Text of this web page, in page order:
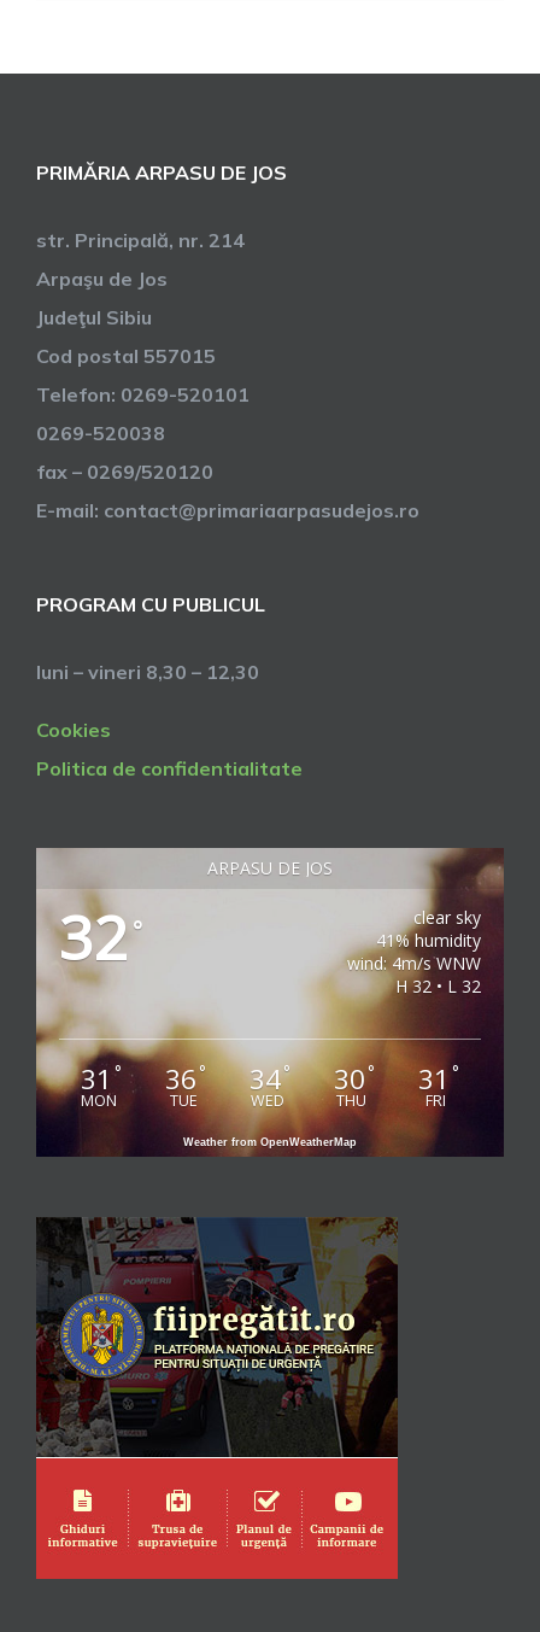
PRIMĂRIA ARPASU DE JOS
str. Principală, nr. 214
Arpaşu de Jos
Judeţul Sibiu
Cod postal 557015
Telefon: 0269-520101
0269-520038
fax – 0269/520120
E-mail: contact@primariaarpasudejos.ro
PROGRAM CU PUBLICUL
luni – vineri 8,30 – 12,30
Cookies
Politica de confidentialitate
ARPASU DE JOS
32°
clear sky
41% humidity
wind: 4m/s WNW
H 32 • L 32
31 °
MON
36°
TUE
34°
WED
30°
THU
31 °
FRI
Weather from OpenWeatherMap